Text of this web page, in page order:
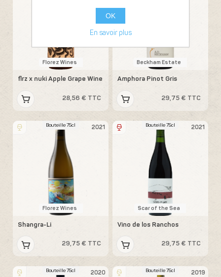
Florez Wines
flrz x nuki Apple Grape Wine
28,56 € TTC
Beckham Estate
Amphora Pinot Gris
29,75 € TTC
2021
Bouteille 75cl
Florez Wines
Shangra-Li
29,75 € TTC
2021
Bouteille 75cl
Scar of the Sea
Vino de los Ranchos
29,75 € TTC
2020
Bouteille 75cl 2019
Bouteille 75cl
OK
En savoir plus